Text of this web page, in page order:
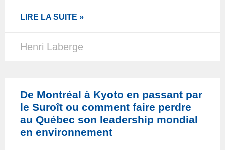
LIRE LA SUITE »
Henri Laberge
De Montréal à Kyoto en passant par
le Suroît ou comment faire perdre
au Québec son leadership mondial
en environnement